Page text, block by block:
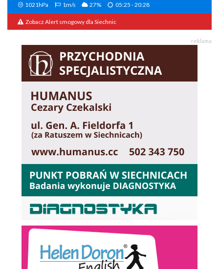
1021hPa 1m/s 27% 05:25 - 20:28
Zobacz Alert smogowy dla Siechnic
reklama